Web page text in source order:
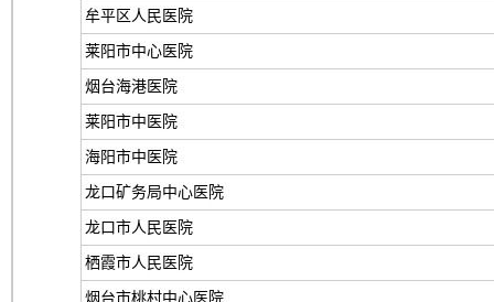
牟平区人民医院
莱阳市中心医院
烟台海港医院
莱阳市中医院
海阳市中医院
龙口矿务局中心医院
龙口市人民医院
栖霞市人民医院
烟台市桃村中心医院